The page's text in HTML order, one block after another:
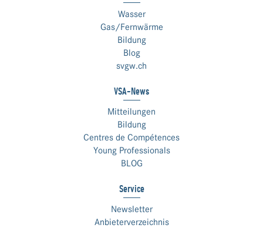
Wasser
Gas/Fernwärme
Bildung
Blog
svgw.ch
VSA-News
Mitteilungen
Bildung
Centres de Compétences
Young Professionals
BLOG
Service
Newsletter
Anbieterverzeichnis